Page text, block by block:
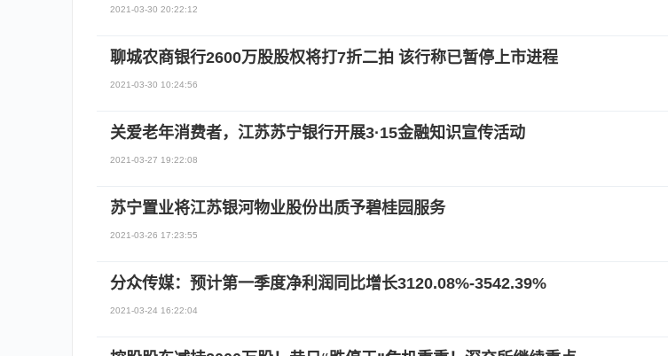
2021-03-30 20:22:12
聊城农商银行2600万股股权将打7折二拍 该行称已暂停上市进程
2021-03-30 10:24:56
关爱老年消费者，江苏苏宁银行开展3·15金融知识宣传活动
2021-03-27 19:22:08
苏宁置业将江苏银河物业股份出质予碧桂园服务
2021-03-26 17:23:55
分众传媒：预计第一季度净利润同比增长3120.08%-3542.39%
2021-03-24 16:22:04